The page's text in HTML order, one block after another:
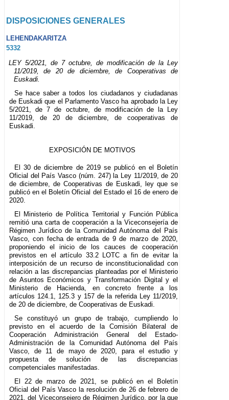
DISPOSICIONES GENERALES
LEHENDAKARITZA
5332
LEY 5/2021, de 7 octubre, de modificación de la Ley
11/2019, de 20 de diciembre, de Cooperativas de
Euskadi.
Se hace saber a todos los ciudadanos y ciudadanas
de Euskadi que el Parlamento Vasco ha aprobado la Ley
5/2021, de 7 de octubre, de modificación de la Ley
11/2019, de 20 de diciembre, de cooperativas de
Euskadi.
EXPOSICIÓN DE MOTIVOS
El 30 de diciembre de 2019 se publicó en el Boletín
Oficial del País Vasco (núm. 247) la Ley 11/2019, de 20
de diciembre, de Cooperativas de Euskadi, ley que se
publicó en el Boletín Oficial del Estado el 16 de enero de
2020.
El Ministerio de Política Territorial y Función Pública
remitió una carta de cooperación a la Viceconsejería de
Régimen Jurídico de la Comunidad Autónoma del País
Vasco, con fecha de entrada de 9 de marzo de 2020,
proponiendo el inicio de los cauces de cooperación
previstos en el artículo 33.2 LOTC a fin de evitar la
interposición de un recurso de inconstitucionalidad con
relación a las discrepancias planteadas por el Ministerio
de Asuntos Económicos y Transformación Digital y el
Ministerio de Hacienda, en concreto frente a los
artículos 124.1, 125.3 y 157 de la referida Ley 11/2019,
de 20 de diciembre, de Cooperativas de Euskadi.
Se constituyó un grupo de trabajo, cumpliendo lo
previsto en el acuerdo de la Comisión Bilateral de
Cooperación Administración General del Estado-
Administración de la Comunidad Autónoma del País
Vasco, de 11 de mayo de 2020, para el estudio y
propuesta de solución de las discrepancias
competenciales manifestadas.
El 22 de marzo de 2021, se publicó en el Boletín
Oficial del País Vasco la resolución de 26 de febrero de
2021, del Viceconsejero de Régimen Jurídico, por la que